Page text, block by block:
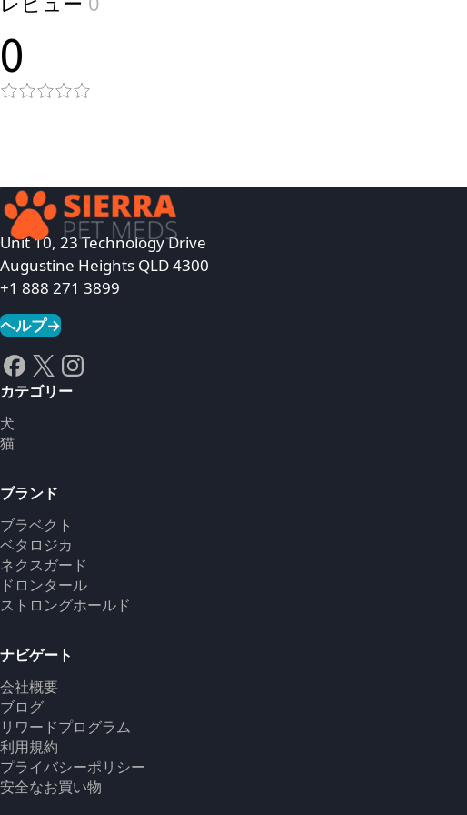
0
Unit 10, 23 Technology Drive
Augustine Heights QLD 4300
+1 888 271 3899
ヘルプ→
カテゴリー
犬
猫
ブランド
ブラベクト
ベタロジカ
ネクスガード
ドロンタール
ストロングホールド
ナビゲート
会社概要
ブログ
リワードプログラム
利用規約
プライバシーポリシー
安全なお買い物